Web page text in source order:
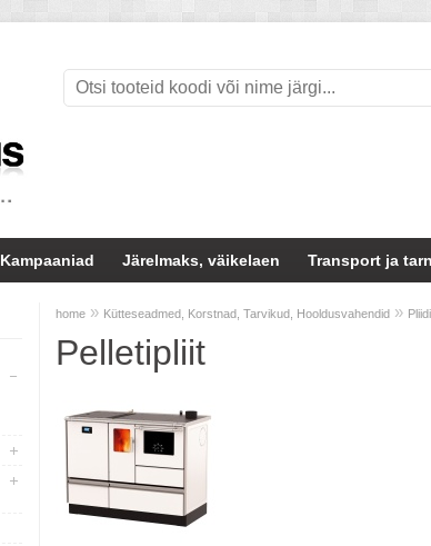
Kampaaniad Järelmaks, väikelaen Transport ja
home » Kütteseadmed, Korstnad, Tarvikud, Hooldusvahendid »
Pelletipliit